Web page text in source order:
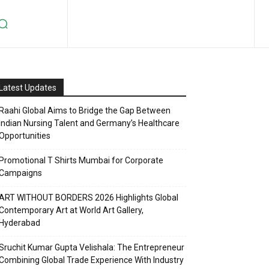
Updates
Global Aims to Bridge the Gap Between
Nursing Talent and Germany’s Healthcare
T Shirts Mumbai for Corporate
WITHOUT BORDERS 2026 Highlights Global
Art at World Art Gallery,
Kumar Gupta Velishala: The Entrepreneur
Global Trade Experience With Industry